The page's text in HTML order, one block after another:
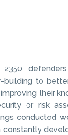
building to
their
or risk
conducted